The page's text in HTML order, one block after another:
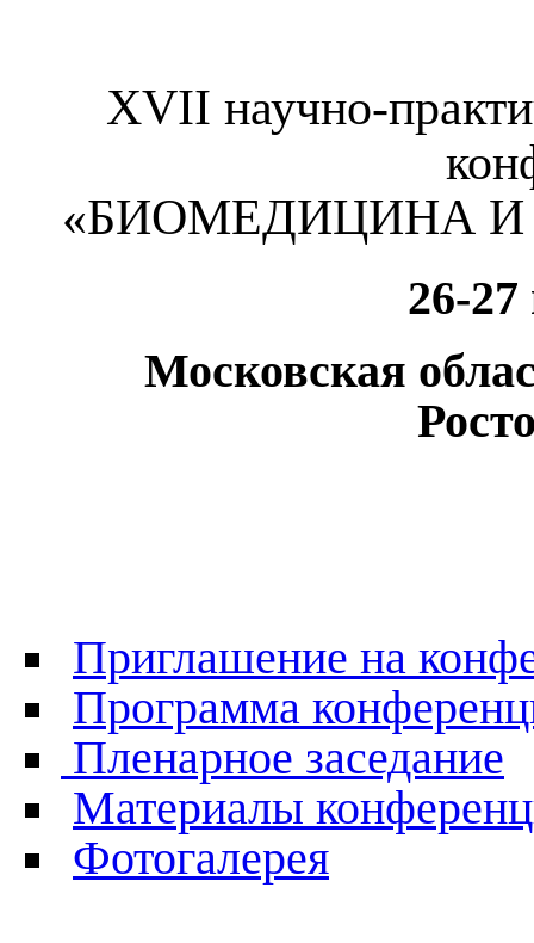
XVII научно-
«БИОМЕДИЦИНА
26-27
Московская
Приглашение на
Программа
Пленарное заседание
Материалы
Фотогалерея